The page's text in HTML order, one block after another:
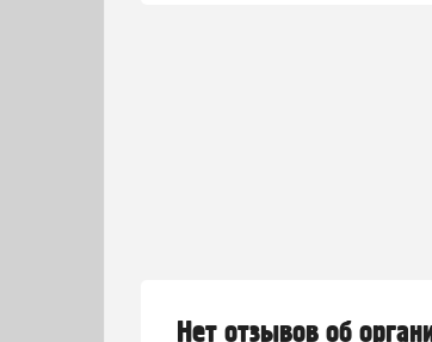
Нет отзывов об